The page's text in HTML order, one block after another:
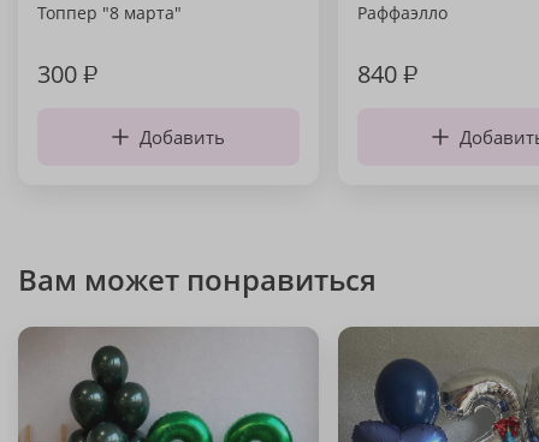
Топпер "8 марта"
300₽
Добавить
Раффаэлло
840₽
Вам может понравиться